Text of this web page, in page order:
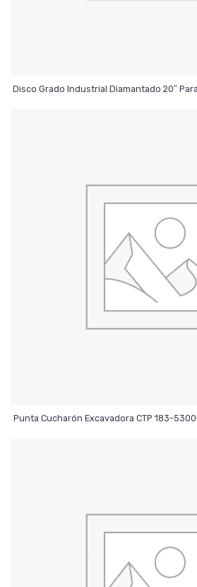
Disco Grado Industrial Diamantado 20″
Punta Cucharón Excavadora CTP 183-